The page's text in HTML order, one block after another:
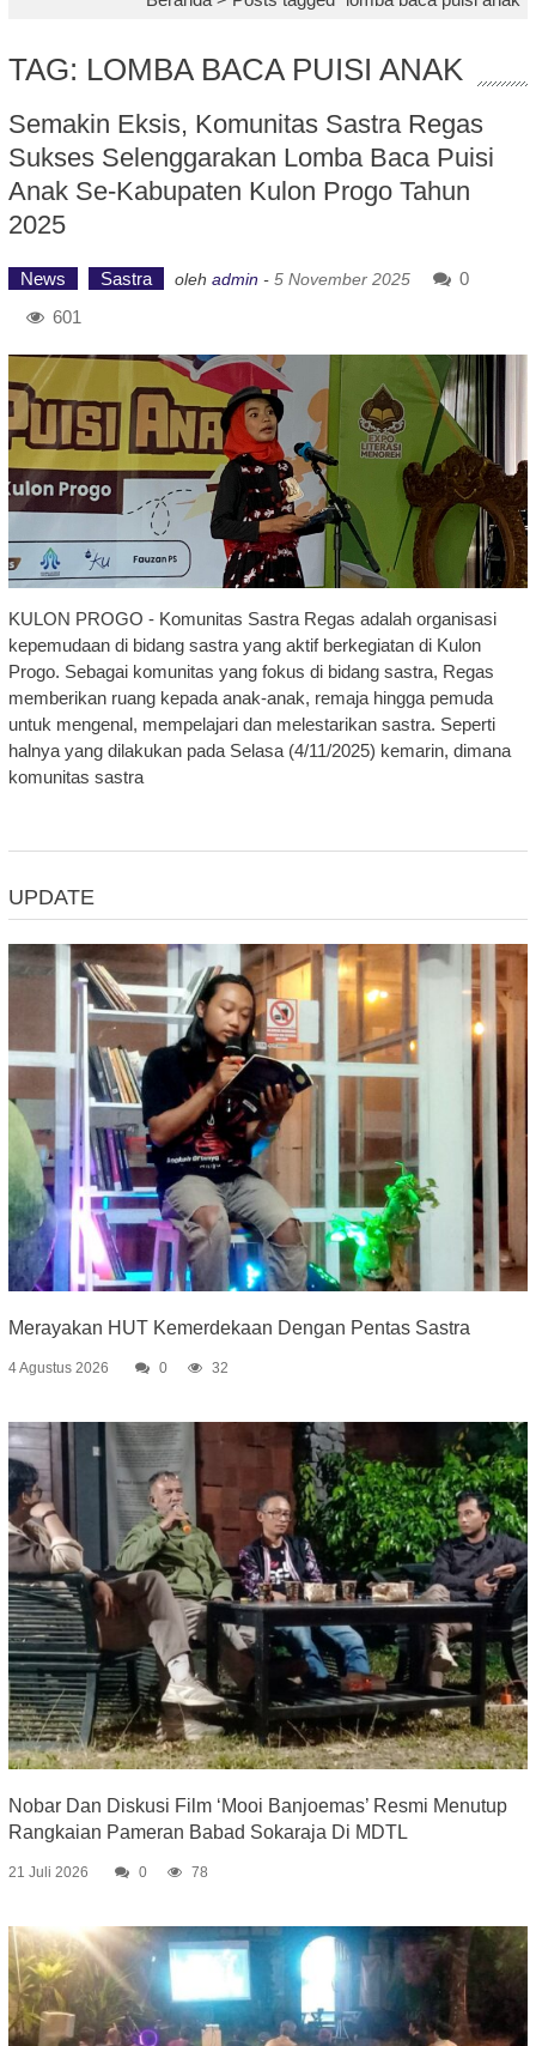
TAG: LOMBA BACA PUISI ANAK
Semakin Eksis, Komunitas Sastra Regas
Sukses Selenggarakan Lomba Baca Puisi
Anak Se-Kabupaten Kulon Progo Tahun
2025
News Sastra oleh admin - 5 November 2025
0
601
KULON PROGO - Komunitas Sastra Regas adalah organisasi
kepemudaan di bidang sastra yang aktif berkegiatan di Kulon
Progo. Sebagai komunitas yang fokus di bidang sastra, Regas
memberikan ruang kepada anak-anak, remaja hingga pemuda
untuk mengenal, mempelajari dan melestarikan sastra. Seperti
halnya yang dilakukan pada Selasa (4/11/2025) kemarin, dimana
komunitas sastra
UPDATE
Merayakan HUT Kemerdekaan Dengan Pentas Sastra
4 Agustus 2026 0 32
Nobar Dan Diskusi Film ‘Mooi Banjoemas’ Resmi Menutup
Rangkaian Pameran Babad Sokaraja Di MDTL
21 Juli 2026 0 78